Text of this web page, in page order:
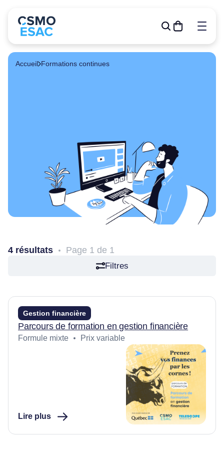
Publications
À propos
Événements
Devenir membre
Nous joindre
Accueil Formations continues
4 résultats Page 1 de 1
Filtres
Gestion financière
Parcours de formation en gestion financière
Formule mixte Prix variable
Lire plus